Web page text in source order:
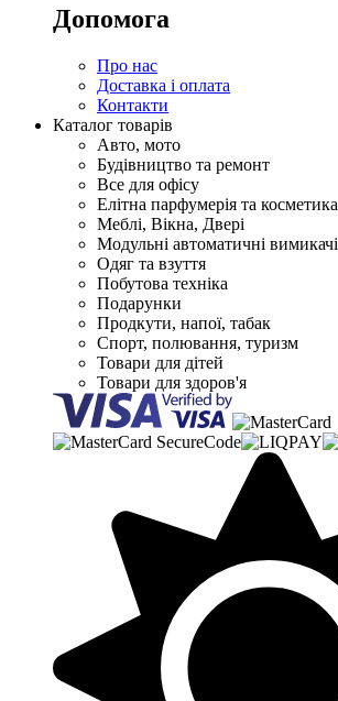
Допомога
Про нас
Доставка і оплата
Контакти
Каталог товарів
Авто, мото
Будівництво та ремонт
Все для офісу
Елітна парфумерія та косметика
Меблі, Вікна, Двері
Модульні автоматичні вимикачі
Одяг та взуття
Побутова техніка
Подарунки
Продкути, напої, табак
Спорт, полювання, туризм
Товари для дітей
Товари для здоров'я